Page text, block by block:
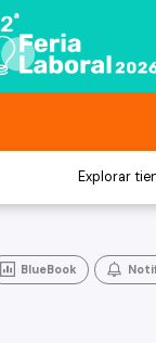
Explorar
BlueBook